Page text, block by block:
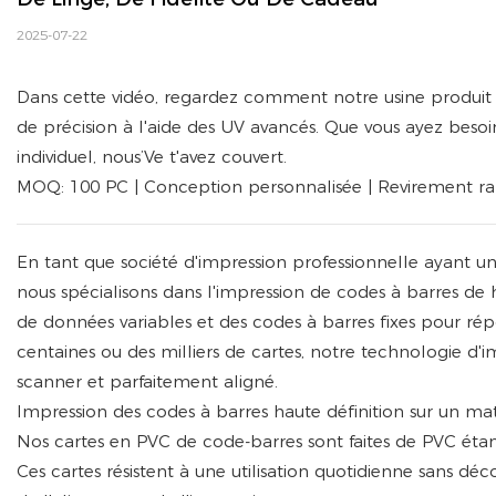
2025-07-22
Dans cette vidéo, regardez comment notre usine
de précision à l'aide des UV avancés. Que vous ayez
individuel, nous’Ve t'avez couvert.
MOQ: 100 PC | Conception personnalisée | Revirement
En tant que société d'impression professionnelle ayant
nous spécialisons dans l'impression de codes à barres
de données variables et des codes à barres fixes pour
centaines ou des milliers de cartes, notre technologie
scanner et parfaitement aligné.
Impression des codes à barres haute définition sur un
Nos cartes en PVC de code-barres sont faites de PVC
Ces cartes résistent à une utilisation quotidienne sans